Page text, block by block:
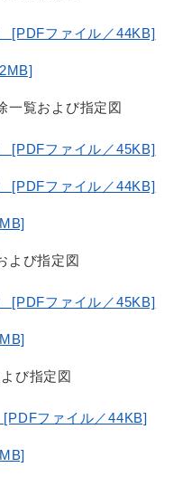
[PDFファイル／44KB]
覧および指定図
[PDFファイル／45KB]
[PDFファイル／44KB]
よび指定図
[PDFファイル／45KB]
び指定図
ファイル／44KB]